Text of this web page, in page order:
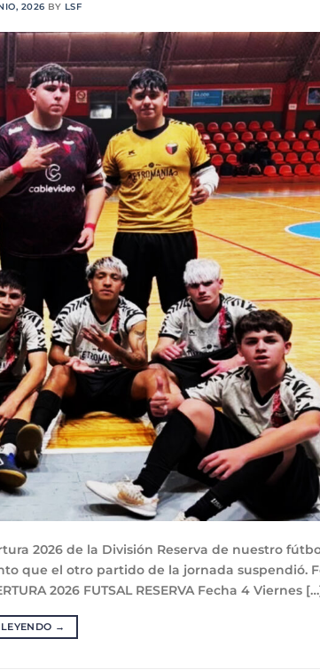
2026 BY LSF
2026 de la División Reserva de nuestro
que el otro partido de la jornada suspendió.
2026 FUTSAL RESERVA Fecha 4 Viernes
→